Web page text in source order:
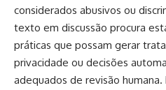
considerados abusivos ou
texto em discussão procura
práticas que possam gerar
privacidade ou decisões
adequados de revisão